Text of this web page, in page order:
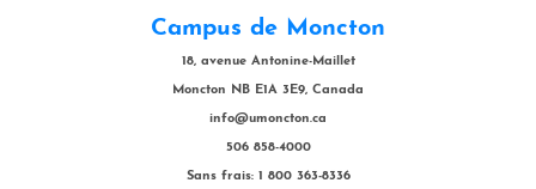
Campus de Moncton
18, avenue Antonine-Maillet
Moncton NB E1A 3E9, Canada
info@umoncton.ca
506 858-4000
Sans frais: 1 800 363-8336